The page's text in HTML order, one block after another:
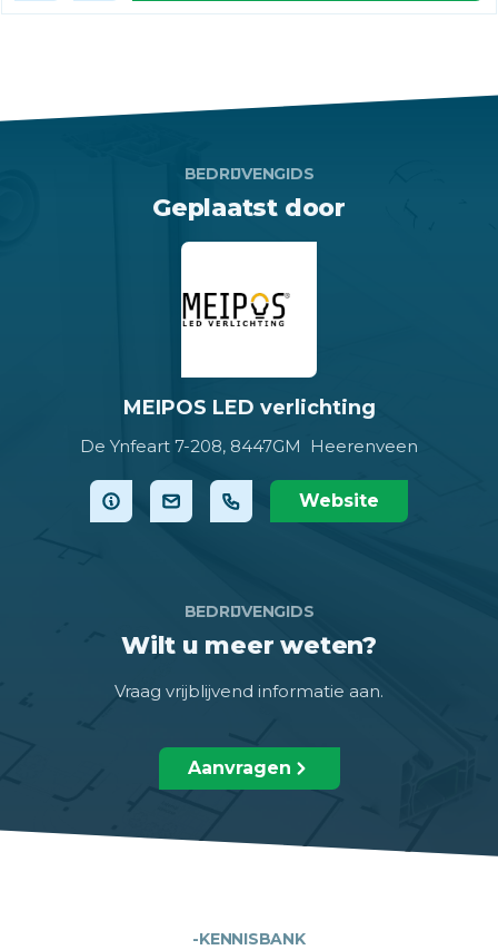
BEDRIJVENGIDS
Geplaatst door
MEIPOS LED verlichting
De Ynfeart 7-208, 8447GM Heerenveen
Website
BEDRIJVENGIDS
Wilt u meer weten?
Vraag vrijblijvend informatie aan.
Aanvragen
-KENNISBANK